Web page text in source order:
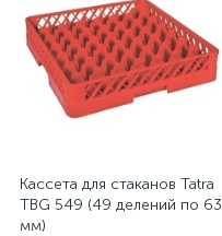
Кассета для стаканов Tatra
TBG 549 (49 делений по 63
мм)